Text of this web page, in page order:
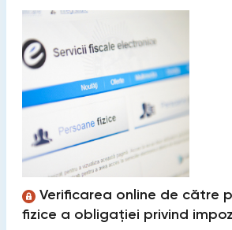
Verificarea online de către
fizice a obligației privind